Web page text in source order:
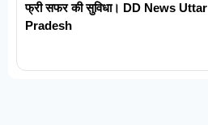
फ्री सफर की सुविधा। DD News Uttar
Pradesh